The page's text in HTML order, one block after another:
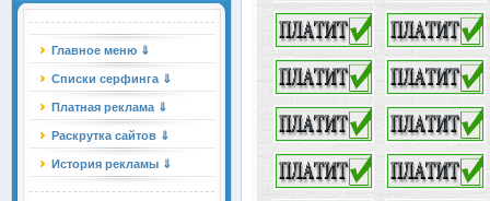
Главное меню ⇓
Списки серфинга ⇓
Платная реклама ⇓
Раскрутка сайтов ⇓
История рекламы ⇓